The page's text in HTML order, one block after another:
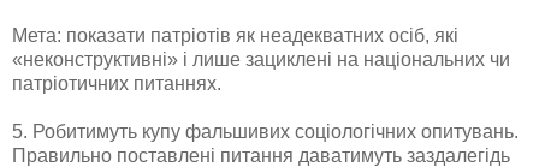
Мета: показати патріотів як неадекватних осіб, які
«неконструктивні» і лише зациклені на національних чи
патріотичних питаннях.
5. Робитимуть купу фальшивих соціологічних опитувань.
Правильно поставлені питання даватимуть заздалегідь